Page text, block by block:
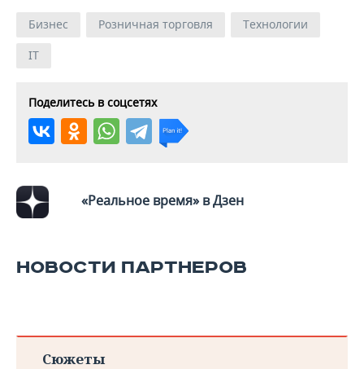
ФИГУРНОЕ КАТАНИЕ
ВОДНЫЕ ВИДЫ СПОРТА
ХОККЕЙ С МЯЧОМ
МЕДИЦИНА
ОБРАЗОВАНИЕ
ПРОИСШЕСТВИЯ
Бизнес Розничная торговля
Технологии
IT
Поделитесь в соцсетях
«Реальное время» в Дзен
НОВОСТИ ПАРТНЕРОВ
Сюжеты